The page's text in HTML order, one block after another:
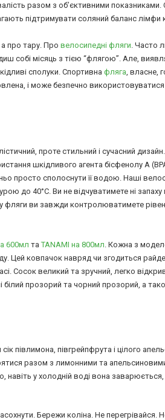
разом з об’єктивними показниками.
підтримувати соляний баланс лімфи
а про тару. Про велосипедні фляги. Часто
собі місяць з тією “флягою”. Але,
сполуки. Спортивна фляга, власне,
і може безпечно використовуватися
проте стильний і сучасний
шкідливого агента бісфенолу A
просто сполоснути її водою. Наші
до 40°С. Ви не відчуватимете ні запаху
фляги ви завжди контролюватимете
600мл таTANAMI на 800мл . Кожна з
Цей ковпачок навряд чи згодиться
Сосок великий та зручний, легко
білий прозорий та чорний прозорий, а
півлимона, півгрейпфрута і цілого
разом з лимонними та
навіть у холодній воді вона заварюється,
Бережи коліна. Не перегрівайся.